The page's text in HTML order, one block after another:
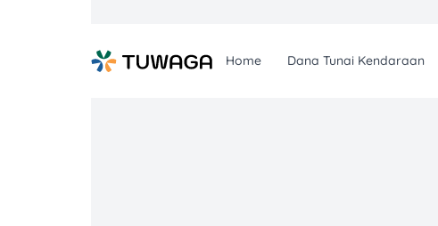
Home Dana Tunai Kendaraan